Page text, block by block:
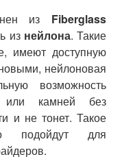
из Fiberglass
из нейлона. Такие
имеют доступную
нейлоновая
возможность
или камней без
и не тонет. Такое
подойдут для